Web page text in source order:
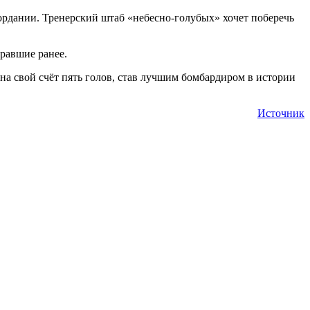
Тренерский штаб «небесно-голубых» хочет поберечь
ранее.
свой счёт пять голов, став лучшим бомбардиром в истории
Источник